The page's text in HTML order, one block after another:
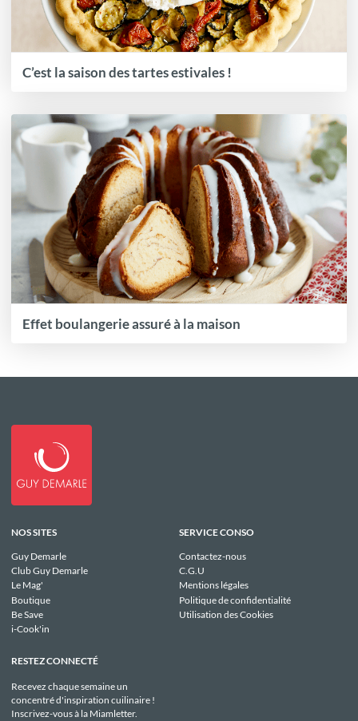
C’est la saison des tartes estivales !
Effet boulangerie assuré à la maison
NOS SITES
Guy Demarle
Club Guy Demarle
Le Mag'
Boutique
Be Save
i-Cook'in
SERVICE CONSO
Contactez-nous
C.G.U
Mentions légales
Politique de confidentialité
Utilisation des Cookies
RESTEZ CONNECTÉ
Recevez chaque semaine un
concentré d'inspiration cuilinaire !
Inscrivez-vous à la Miamletter.